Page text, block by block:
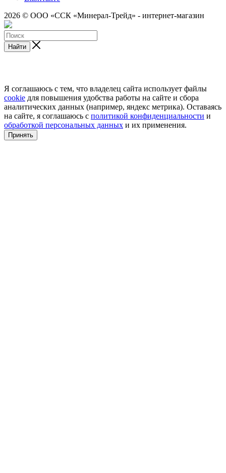
2026 © ООО «ССК «Минерал-Трейд» - интернет-магазин
Найти
Я соглашаюсь с тем, что владелец сайта использует файлы
cookie для повышения удобства работы на сайте и сбора
аналитических данных (например, яндекс метрика). Оставаясь
на сайте, я соглашаюсь с политикой конфиденциальности и
обработкой персональных данных и их применения.
Принять